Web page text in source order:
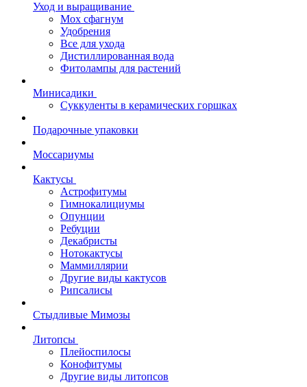
Уход и выращивание
Мох сфагнум
Удобрения
Все для ухода
Дистиллированная вода
Фитолампы для растений
Минисадики
Суккуленты в керамических горшках
Подарочные упаковки
Моссариумы
Кактусы
Астрофитумы
Гимнокалициумы
Опунции
Ребуции
Декабристы
Нотокактусы
Маммиллярии
Другие виды кактусов
Рипсалисы
Стыдливые Мимозы
Литопсы
Плейоспилосы
Конофитумы
Другие виды литопсов